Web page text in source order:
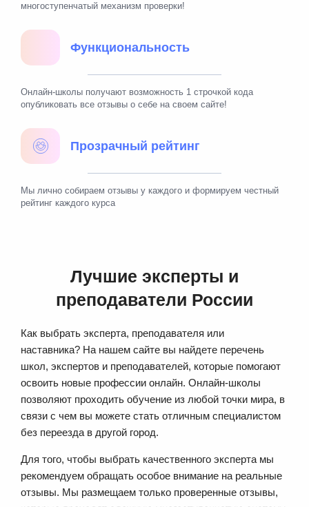
многоступенчатый механизм проверки!
Функциональность
Онлайн-школы получают возможность 1 строчкой кода
опубликовать все отзывы о себе на своем сайте!
Прозрачный рейтинг
Мы лично собираем отзывы у каждого и формируем честный
рейтинг каждого курса
Лучшие эксперты и
преподаватели России
Как выбрать эксперта, преподавателя или
наставника? На нашем сайте вы найдете перечень
школ, экспертов и преподавателей, которые помогают
освоить новые профессии онлайн. Онлайн-школы
позволяют проходить обучение из любой точки мира, в
связи с чем вы можете стать отличным специалистом
без переезда в другой город.
Для того, чтобы выбрать качественного эксперта мы
рекомендуем обращать особое внимание на реальные
отзывы. Мы размещаем только проверенные отзывы,